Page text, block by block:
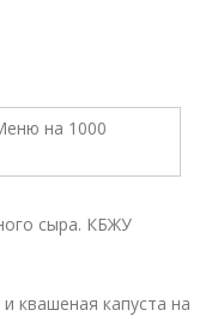
сыра. КБЖУ
квашеная капуста на